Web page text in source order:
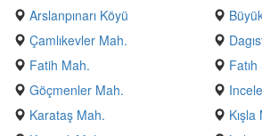
Arslanpınarı Köyü
Çamlıkevler Mah.
Fatih Mah.
Göçmenler Mah.
Karataş Mah.
Kışla